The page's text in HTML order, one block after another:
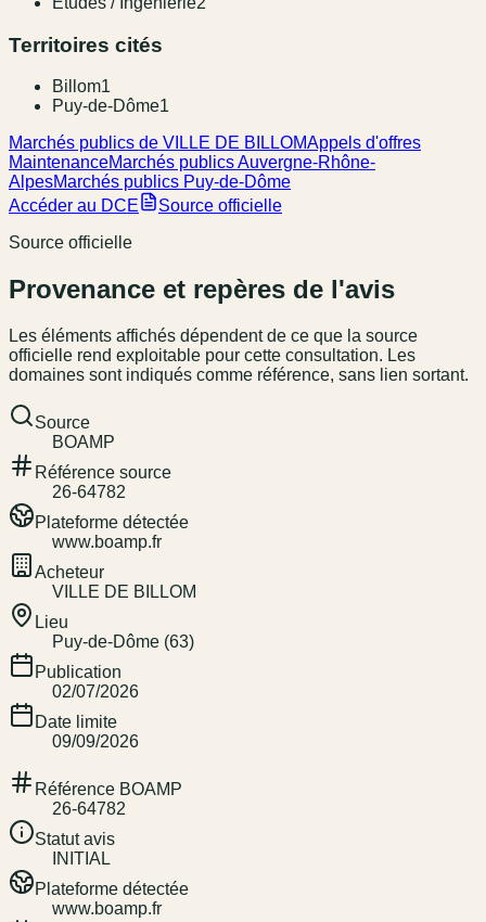
Territoires cités
Billom1
Puy-de-Dôme1
Marchés publics de VILLE DE BILLOMAppels d'offres
MaintenanceMarchés publics Auvergne-Rhône-
AlpesMarchés publics Puy-de-Dôme
Accéder au DCE
Source officielle
Source officielle
Provenance et repères de l'avis
Les éléments affichés dépendent de ce que la source
officielle rend exploitable pour cette consultation. Les
domaines sont indiqués comme référence, sans lien sortant.
Source
BOAMP
Référence source
26-64782
Plateforme détectée
www.boamp.fr
Acheteur
VILLE DE BILLOM
Lieu
Puy-de-Dôme (63)
Publication
02/07/2026
Date limite
09/09/2026
Référence BOAMP
26-64782
Statut avis
INITIAL
Plateforme détectée
www.boamp.fr